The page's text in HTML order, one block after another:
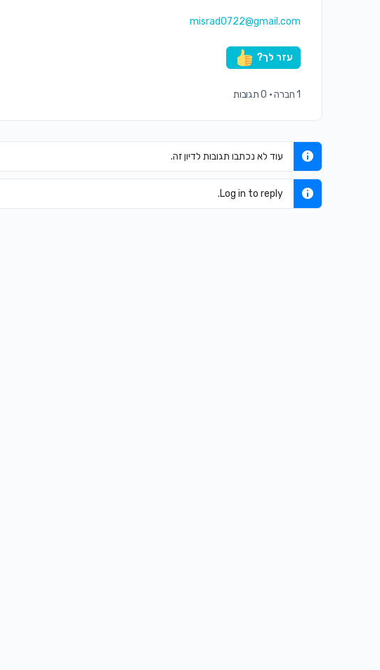
misrad0722@gmail.com
עזר לך?
1 חברה · 0 תגובות
עוד לא נכתבו תגובות לדיון זה.
Log in to reply.